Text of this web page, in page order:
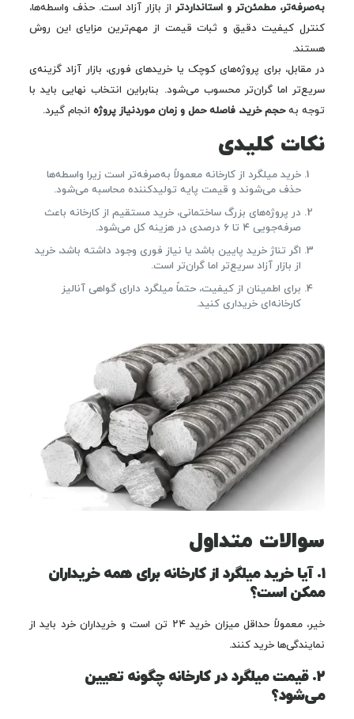
به‌صرفه‌تر، مطمئن‌تر و استانداردتراز بازار آزاد است. حذف واسطه‌ها،
کنترل کیفیت دقیق و ثبات قیمت از مهم‌ترین مزایای این روش
هستند.
در مقابل، برای پروژه‌های کوچک یا خریدهای فوری، بازار آزاد گزینه‌ی
سریع‌تر اما گران‌تر محسوب می‌شود. بنابراین انتخاب نهایی باید با
توجه بهحجم خرید، فاصله حمل و زمان موردنیاز پروژهانجام گیرد.
نکات کلیدی
خرید میلگرد از کارخانه معمولاً به‌صرفه‌تر است زیرا واسطه‌ها
حذف می‌شوند و قیمت پایه تولیدکننده محاسبه می‌شود.
در پروژه‌های بزرگ ساختمانی، خرید مستقیم از کارخانه باعث
صرفه‌جویی ۴ تا ۶ درصدی در هزینه کل می‌شود.
اگر تناژ خرید پایین باشد یا نیاز فوری وجود داشته باشد، خرید
از بازار آزاد سریع‌تر اما گران‌تر است.
برای اطمینان از کیفیت، حتماً میلگرد دارای گواهی آنالیز
کارخانه‌ای خریداری کنید.
سوالات متداول
۱. آیا خرید میلگرد از کارخانه برای همه خریداران
ممکن است؟
خیر، معمولاً حداقل میزان خرید ۲۴ تن است و خریداران خرد باید از
نمایندگی‌ها خرید کنند.
۲. قیمت میلگرد در کارخانه چگونه تعیین
می‌شود؟